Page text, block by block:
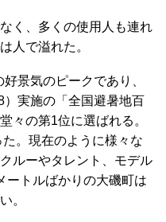
く、多くの使用人も連れ
人で溢れた。
景気のピークであり、
）実施の「全国避暑地百
々の第1位に選ばれる。
。現在のように様々な
ルーやタレント、モデル
ートルばかりの大磯町は
。